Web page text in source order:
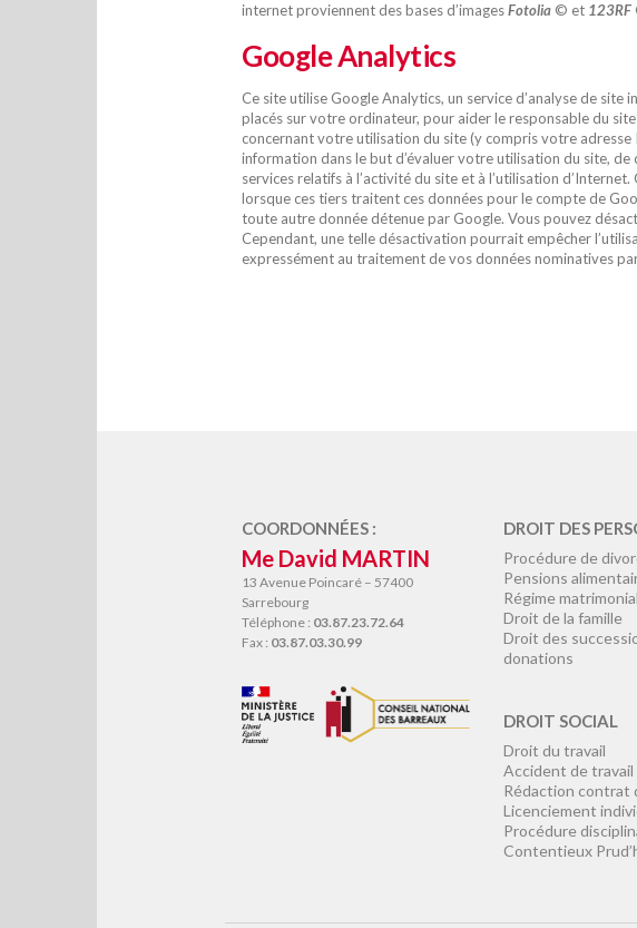
internet proviennent des bases d’imagesFotolia © et 123RF
Google Analytics
Ce site utilise Google Analytics, un service d’analyse de
placés sur votre ordinateur, pour aider le responsable du
concernant votre utilisation du site (y compris votre
information dans le but d’évaluer votre utilisation du site,
services relatifs à l’activité du site et à l’utilisation
lorsque ces tiers traitent ces données pour le compte de
toute autre donnée détenue par Google. Vous pouvez
Cependant, une telle désactivation pourrait empêcher
expressément au traitement de vos données nominatives
COORDONNÉES :
Me David MARTIN
13 Avenue Poincaré – 57400
Sarrebourg
Téléphone : 03.87.23.72.64
Fax : 03.87.03.30.99
DROIT DES
Procédure de
Pensions
Régime matrimonial
Droit de la famille
Droit des
donations
DROIT SOCIAL
Droit du travail
Accident de travail
Rédaction contrat
Licenciement
Procédure
Contentieux